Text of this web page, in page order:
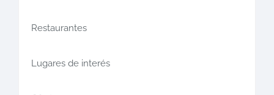
Restaurantes
Lugares de interés